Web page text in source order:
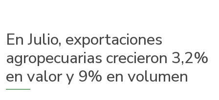
En Julio, exportaciones
agropecuarias crecieron 3,2%
en valor y 9% en volumen